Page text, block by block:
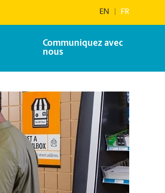
EN FR
Communiquez avec
nous